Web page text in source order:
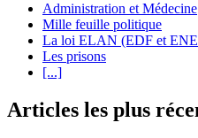
Administration et Médecine
Mille feuille politique
La loi ELAN (EDF et
Les prisons
[...]
Articles les plus